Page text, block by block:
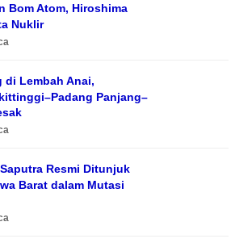
Bom Atom, Hiroshima
Nuklir
Lembah Anai,
Panjang–
Resmi Ditunjuk
Barat dalam Mutasi